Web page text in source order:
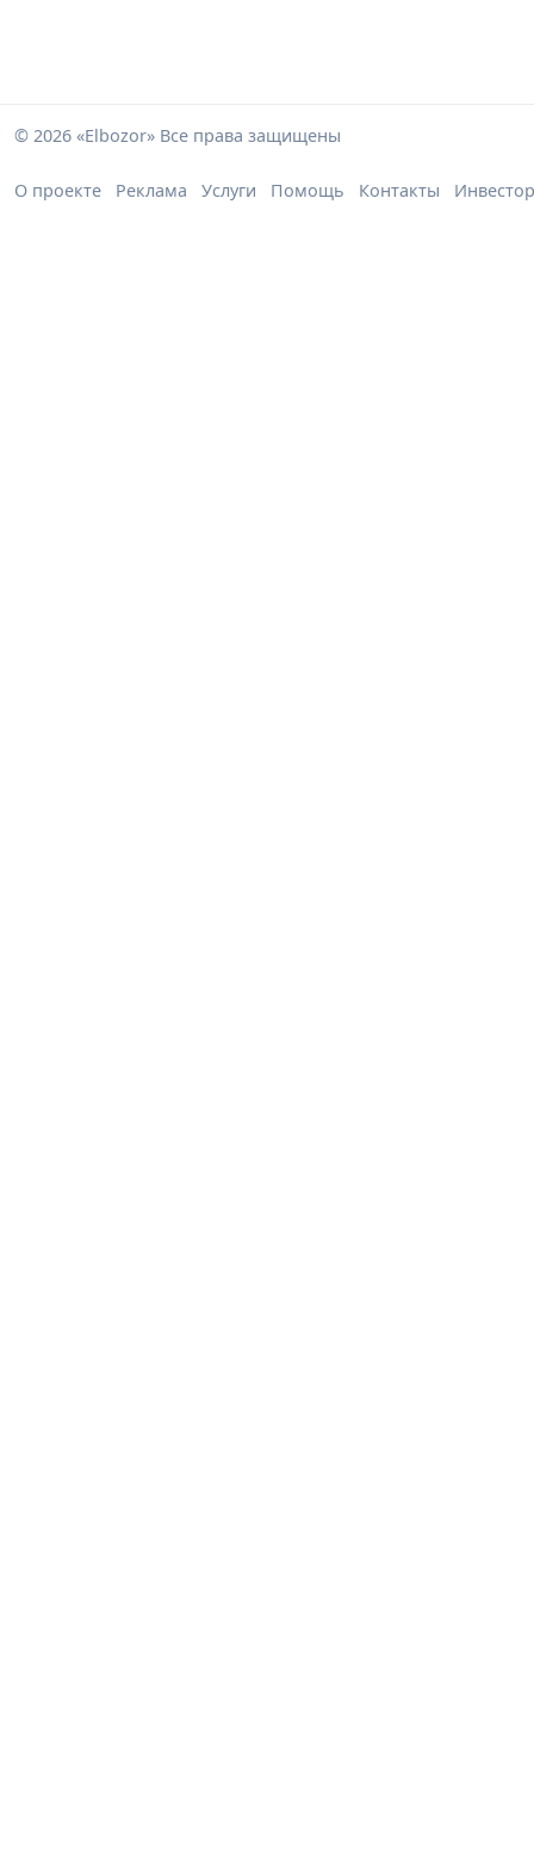
© 2026 «Elbozor» Все права защищены
О проекте Реклама Услуги Помощь Контакты